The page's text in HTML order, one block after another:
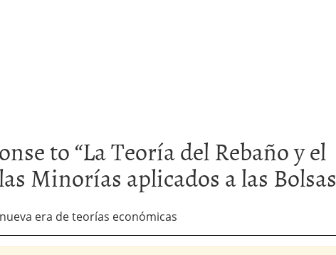
to “La Teoría del Rebaño y el
Minorías aplicados a las Bolsas
era de teorías económicas